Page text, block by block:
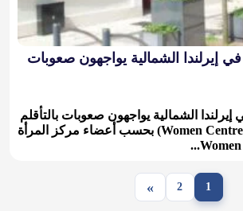
إيرلندا الشمالية يواجهون صعوبات
الشمالية يواجهون صعوبات بالتأقلم
(فايسبوك: Women Centre Derry) بحسب أعضاء مركز المرأة
1
2
»